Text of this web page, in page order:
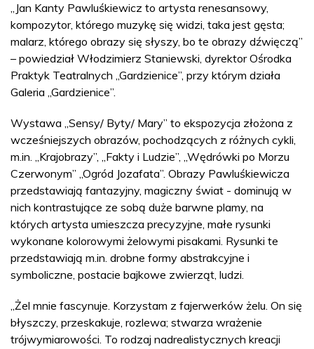
„Jan Kanty Pawluśkiewicz to artysta renesansowy,
kompozytor, którego muzykę się widzi, taka jest gęsta;
malarz, którego obrazy się słyszy, bo te obrazy dźwięczą”
– powiedział Włodzimierz Staniewski, dyrektor Ośrodka
Praktyk Teatralnych „Gardzienice”, przy którym działa
Galeria „Gardzienice”.
Wystawa „Sensy/ Byty/ Mary” to ekspozycja złożona z
wcześniejszych obrazów, pochodzących z różnych cykli,
m.in. „Krajobrazy”, „Fakty i Ludzie”, „Wędrówki po Morzu
Czerwonym” „Ogród Jozafata”. Obrazy Pawluśkiewicza
przedstawiają fantazyjny, magiczny świat - dominują w
nich kontrastujące ze sobą duże barwne plamy, na
których artysta umieszcza precyzyjne, małe rysunki
wykonane kolorowymi żelowymi pisakami. Rysunki te
przedstawiają m.in. drobne formy abstrakcyjne i
symboliczne, postacie bajkowe zwierząt, ludzi.
„Żel mnie fascynuje. Korzystam z fajerwerków żelu. On się
błyszczy, przeskakuje, rozlewa; stwarza wrażenie
trójwymiarowości. To rodzaj nadrealistycznych kreacji